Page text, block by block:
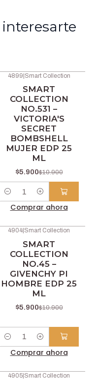
4899 Smart Collection
SMART
COLLECTION
NO.531 –
VICTORIA'S
SECRET
BOMBSHELL
MUJER EDP 25
ML
$5.900$10.900
Comprar ahora
4904 Smart Collection
SMART
COLLECTION
NO.45 –
GIVENCHY PI
HOMBRE EDP 25
ML
$5.900$10.900
Cantidad
Comprar ahora
4905|Smart Collection